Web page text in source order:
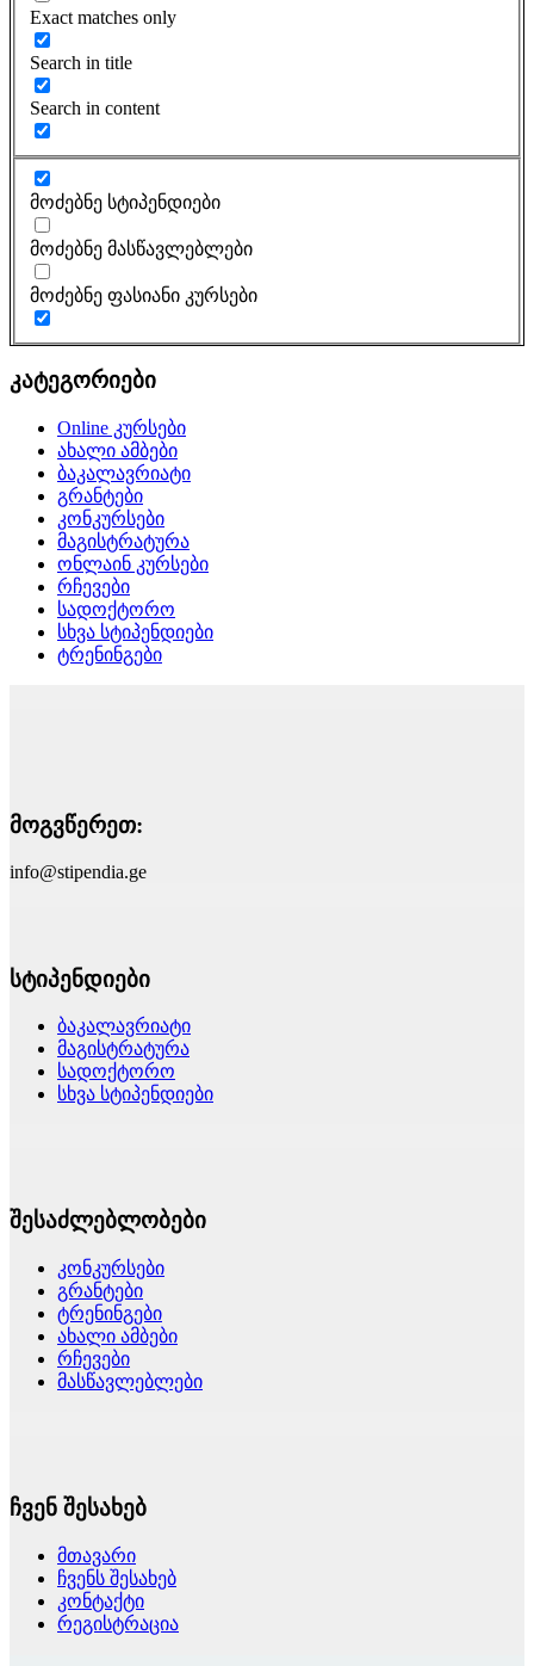
Exact matches only
Search in title
Search in content
მოძებნე სტიპენდიები
მოძებნე მასწავლებლები
მოძებნე ფასიანი კურსები
კატეგორიები
Online კურსები
ახალი ამბები
ბაკალავრიატი
გრანტები
კონკურსები
მაგისტრატურა
ონლაინ კურსები
რჩევები
სადოქტორო
სხვა სტიპენდიები
ტრენინგები
მოგვწერეთ:
info@stipendia.ge
სტიპენდიები
ბაკალავრიატი
მაგისტრატურა
სადოქტორო
სხვა სტიპენდიები
შესაძლებლობები
კონკურსები
გრანტები
ტრენინგები
ახალი ამბები
რჩევები
მასწავლებლები
ჩვენ შესახებ
მთავარი
ჩვენს შესახებ
კონტაქტი
რეგისტრაცია